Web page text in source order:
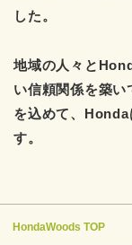
した。
地域の人々と
い信頼関係を築
を込めて、Honda
す。
HondaWoods TOP